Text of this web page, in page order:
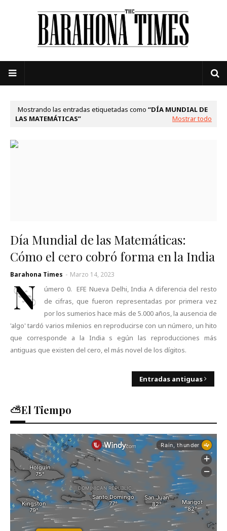
Mostrando las entradas etiquetadas como
DÍA MUNDIAL DE
LAS MATEMÁTICAS
Mostrar todo
Día Mundial de las Matemáticas:
Cómo el cero cobró forma en la India
Barahona Times - Marzo 14, 2023
N
úmero 0. EFE Nueva Delhi, India A diferencia del resto
de cifras, que fueron representadas por primera vez
por los sumerios hace más de 5.000 años, la ausencia de
'algo' tardó varios milenios en reproducirse con un número, un hito
que corresponde a la India s egún las reproducciones más
antiguas que existen del cero, el más novel de los dígitos.
Entradas antiguas
⛅El Tiempo